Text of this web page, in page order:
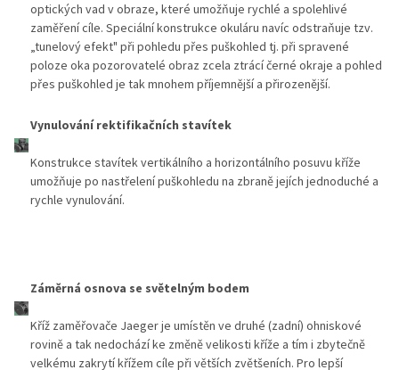
optických vad v obraze, které umožňuje rychlé a spolehlivé
zaměření cíle. Speciální konstrukce okuláru navíc odstraňuje tzv.
„tunelový efekt" při pohledu přes puškohled tj. při spravené
poloze oka pozorovatelé obraz zcela ztrácí černé okraje a pohled
přes puškohled je tak mnohem příjemnější a přirozenější.
Vynulování rektifikačních stavítek
Konstrukce stavítek vertikálního a horizontálního posuvu kříže
umožňuje po nastřelení puškohledu na zbraně jejích jednoduché a
rychle vynulování.
Záměrná osnova se světelným bodem
Kříž zaměřovače Jaeger je umístěn ve druhé (zadní) ohniskové
rovině a tak nedochází ke změně velikosti kříže a tím i zbytečně
velkému zakrytí křížem cíle při větších zvětšeních. Pro lepší